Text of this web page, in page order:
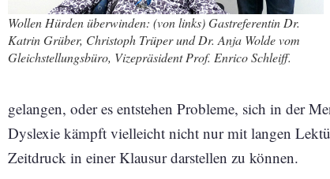
Wollen Hürden überwinden: (von links) Gastreferentin Dr.
Katrin Grüber, Christoph Trüper und Dr. Anja Wolde vom
Gleichstellungsbüro, Vizepräsident Prof. Enrico Schleiff.
gelangen, oder es entstehen Probleme, sich in der
Dyslexie kämpft vielleicht nicht nur mit langen
Zeitdruck in einer Klausur darstellen zu können.